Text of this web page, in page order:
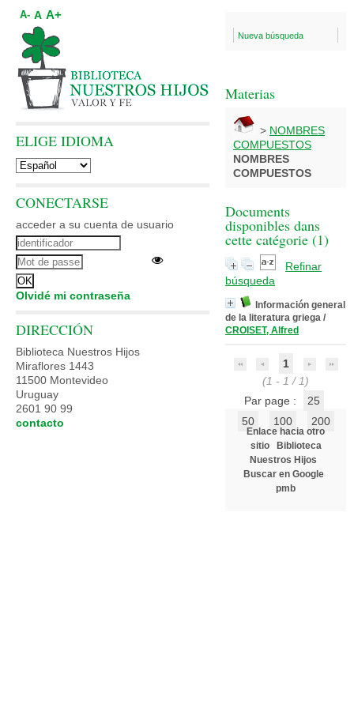
Nueva búsqueda
Materias
> NOMBRES
COMPUESTOS
NOMBRES
COMPUESTOS
Documents
disponibles dans
cette catégorie (1)
Refinar
búsqueda
Información general
de la literatura griega /
CROISET, Alfred
1
(1 - 1 / 1)
Par page :
25
50
100 200
Enlace hacia otro
sitio
Biblioteca
Nuestros Hijos
Buscar en Google
pmb
A- A A+
ELIGE IDIOMA
CONECTARSE
acceder a su cuenta de usuario
Olvidé mi contraseña
DIRECCIÓN
Biblioteca Nuestros Hijos
Miraflores 1443
11500 Montevideo
Uruguay
2601 90 99
contacto